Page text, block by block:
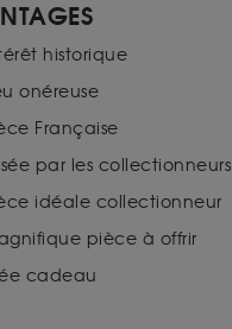
historique
onéreuse
Française
par les collectionneurs
idéale collectionneur
pièce à offrir
cadeau